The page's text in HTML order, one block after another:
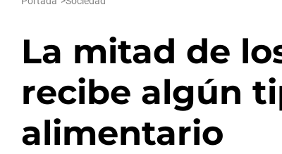
La mitad de
recibe algún
alimentario